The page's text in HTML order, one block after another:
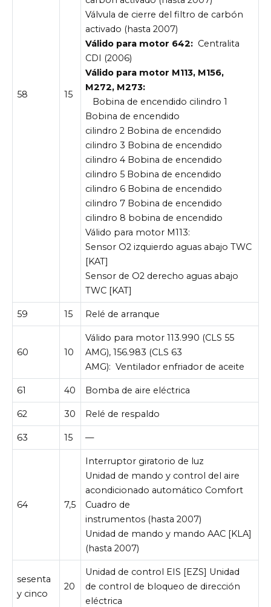
58 15
Válvula de cierre del filtro de carbón
activado (hasta 2007)
Válido para motor 642: Centralita
CDI (2006)
Válido para motor M113, M156,
M272, M273:
Bobina de encendido cilindro 1
Bobina de encendido
cilindro 2 Bobina de encendido
cilindro 3 Bobina de encendido
cilindro 4 Bobina de encendido
cilindro 5 Bobina de encendido
cilindro 6 Bobina de encendido
cilindro 7 Bobina de encendido
cilindro 8 bobina de encendido
Válido para motor M113:
Sensor O2 izquierdo aguas abajo TWC
[KAT]
Sensor de O2 derecho aguas abajo
TWC [KAT]
59 15 Relé de arranque
60 10
Válido para motor 113.990 (CLS 55
AMG), 156.983 (CLS 63
AMG): Ventilador enfriador de aceite
61 40 Bomba de aire eléctrica
62 30 Relé de respaldo
63 15 —
64 7,5
Interruptor giratorio de luz
Unidad de mando y control del aire
acondicionado automático Comfort
Cuadro de
instrumentos (hasta 2007)
Unidad de mando y mando AAC [KLA]
(hasta 2007)
sesenta
y cinco
20
Unidad de control EIS [EZS] Unidad
de control de bloqueo de dirección
eléctrica